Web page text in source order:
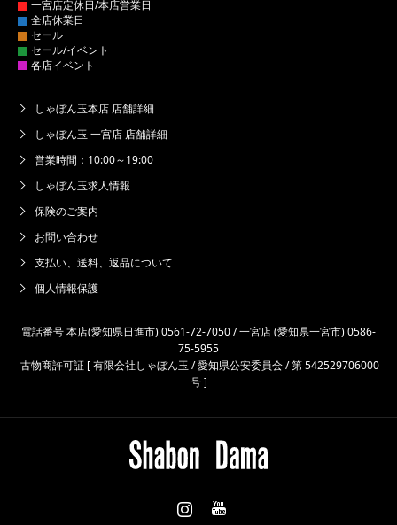
しゃぼん玉本店 店舗詳細
しゃぼん玉 一宮店 店舗詳細
営業時間：10:00～19:00
しゃぼん玉求人情報
保険のご案内
お問い合わせ
支払い、送料、返品について
個人情報保護
電話番号 本店(愛知県日進市) 0561-72-7050 / 一宮店 (愛知県一宮市) 0586-
75-5955
古物商許可証 [ 有限会社しゃぼん玉 / 愛知県公安委員会 / 第 542529706000
号 ]